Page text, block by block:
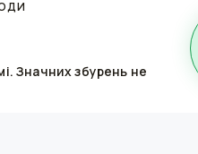
Значних збурень не